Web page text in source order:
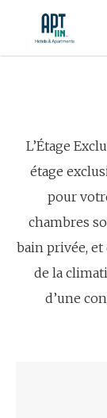
L’Étage
étage
pour
chambres
bain privée,
de la
d’une